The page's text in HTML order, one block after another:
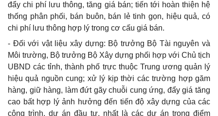
đẩy chi phí lưu thông, tăng giá bán; tiến tới hoàn thiện hệ
thống phân phối, bán buôn, bán lẻ tinh gọn, hiệu quả, có
chi phí lưu thông hợp lý trong cơ cấu giá bán.
- Đối với vật liệu xây dựng: Bộ trưởng Bộ Tài nguyên và
Môi trường, Bộ trưởng Bộ Xây dựng phối hợp với Chủ tịch
UBND các tỉnh, thành phố trực thuộc Trung ương quản lý
hiệu quả nguồn cung; xử lý kịp thời các trường hợp găm
hàng, giữ hàng, làm đứt gãy chuỗi cung ứng, đẩy giá tăng
cao bất hợp lý ảnh hưởng đến tiến độ xây dựng của các
công trình, dự án đầu tư, nhất là các dự án trọng điểm